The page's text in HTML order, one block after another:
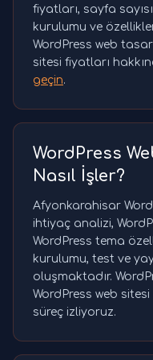
fiyatları, sayfa
kurulumu ve
WordPress web
sitesi fiyatları
geçin.
WordPress
Nasıl İşler?
Afyonkarahisar
ihtiyaç analizi,
WordPress tema
kurulumu, test ve
oluşmaktadır.
WordPress web
süreç izliyoruz.